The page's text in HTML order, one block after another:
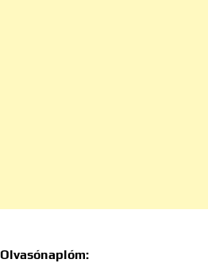
Olvasónaplóm: